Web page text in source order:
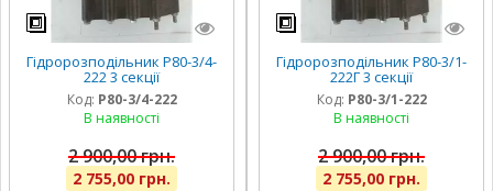
Гідророзподільник Р80-3/4-
222 3 секції
Код: Р80-3/4-222
В наявності
2 900,00 грн.
2 755,00 грн.
Гідророзподільник Р80-3/1-
222Г 3 секції
Код: Р80-3/1-222
В наявності
2 900,00 грн.
2 755,00 грн.